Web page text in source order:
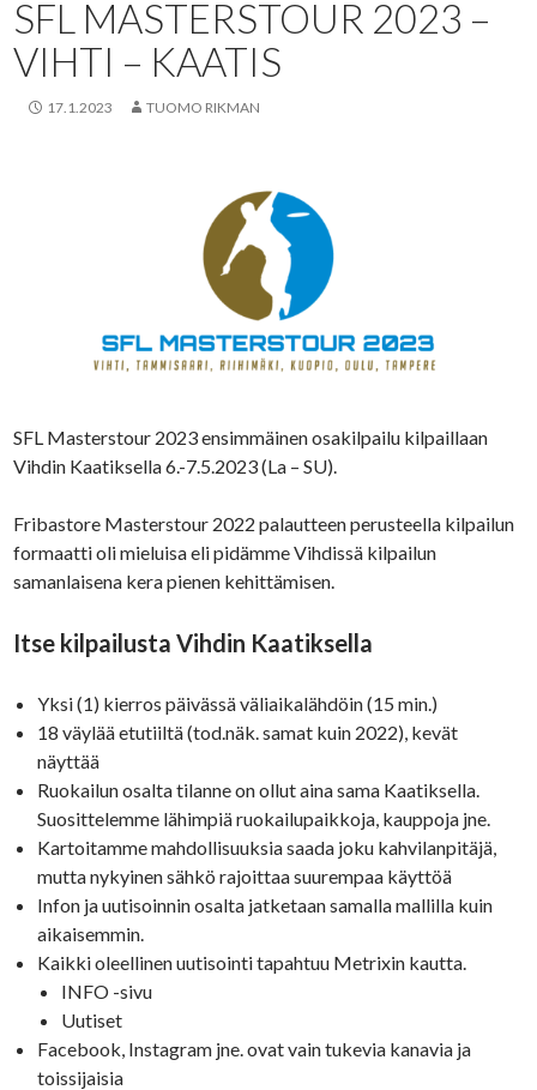
SFL MASTERSTOUR 2023 –
VIHTI – KAATIS
17.1.2023 TUOMO RIKMAN
SFL Masterstour 2023 ensimmäinen osakilpailu kilpaillaan
Vihdin Kaatiksella 6.-7.5.2023 (La – SU).
Fribastore Masterstour 2022 palautteen perusteella kilpailun
formaatti oli mieluisa eli pidämme Vihdissä kilpailun
samanlaisena kera pienen kehittämisen.
Itse kilpailusta Vihdin Kaatiksella
Yksi (1) kierros päivässä väliaikalähdöin (15 min.)
18 väylää etutiiltä (tod.näk. samat kuin 2022), kevät
näyttää
Ruokailun osalta tilanne on ollut aina sama Kaatiksella.
Suosittelemme lähimpiä ruokailupaikkoja, kauppoja jne.
Kartoitamme mahdollisuuksia saada joku kahvilanpitäjä,
mutta nykyinen sähkö rajoittaa suurempaa käyttöä
Infon ja uutisoinnin osalta jatketaan samalla mallilla kuin
aikaisemmin.
Kaikki oleellinen uutisointi tapahtuu Metrixin kautta.
INFO -sivu
Uutiset
Facebook, Instagram jne. ovat vain tukevia kanavia ja
toissijaisia